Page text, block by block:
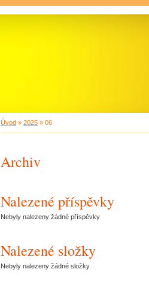
Úvod » 2025 » 06
Archiv
Nalezené příspěvky
Nebyly nalezeny žádné příspěvky
Nalezené složky
Nebyly nalezeny žádné složky